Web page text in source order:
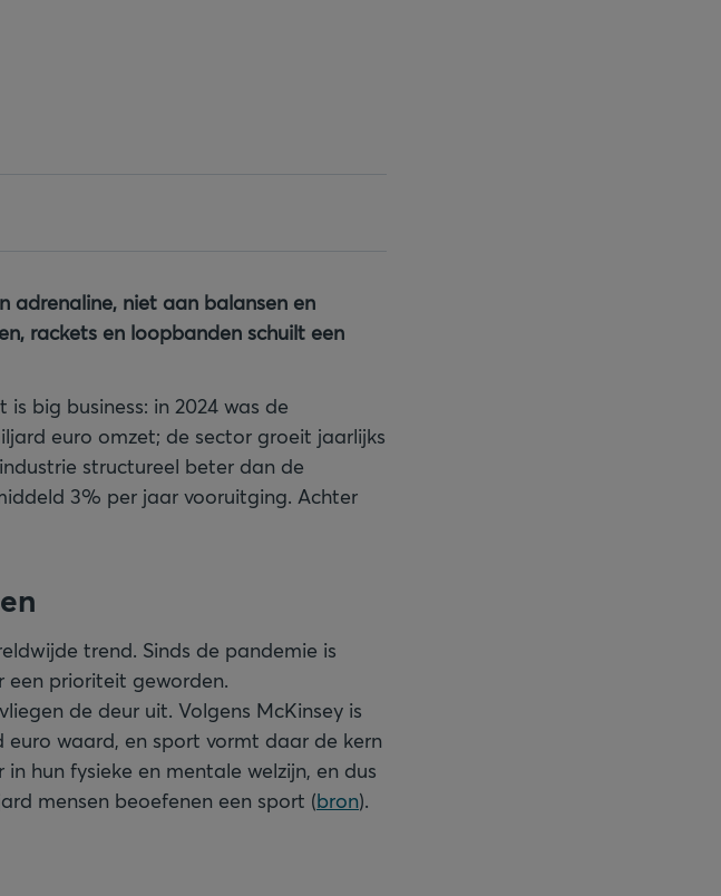
adrenaline, niet aan balansen en
rackets en loopbanden schuilt een
big business: in 2024 was de
euro omzet; de sector groeit jaarlijks
structureel beter dan de
3% per jaar vooruitging. Achter
trend. Sinds de pandemie is
een prioriteit geworden.
de deur uit. Volgens McKinsey is
waard, en sport vormt daar de kern
hun fysieke en mentale welzijn, en dus
mensen beoefenen een sport (bron).